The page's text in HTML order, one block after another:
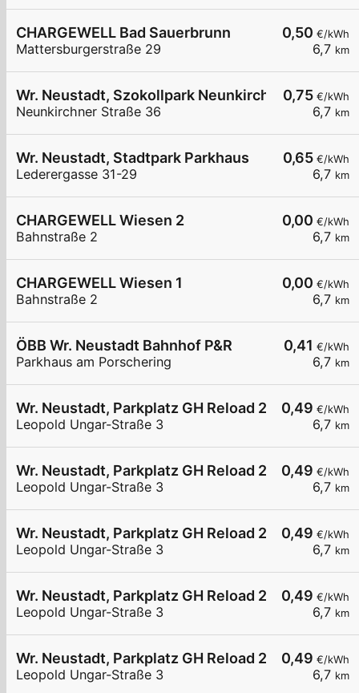
0,50 €/kWh
6,7 km
CHARGEWELL Bad Sauerbrunn
Mattersburgerstraße 29
0,75 €/kWh
6,7 km
Wr. Neustadt, Szokollpark Neunkirchnerstr.
Neunkirchner Straße 36
0,65 €/kWh
6,7 km
Wr. Neustadt, Stadtpark Parkhaus
Lederergasse 31-29
0,00 €/kWh
6,7 km
CHARGEWELL Wiesen 2
Bahnstraße 2
0,00 €/kWh
6,7 km
CHARGEWELL Wiesen 1
Bahnstraße 2
0,41 €/kWh
6,7 km
ÖBB Wr. Neustadt Bahnhof P&R
Parkhaus am Porschering
0,49 €/kWh
6,7 km
Wr. Neustadt, Parkplatz GH Reload 24
Leopold Ungar-Straße 3
0,49 €/kWh
6,7 km
Wr. Neustadt, Parkplatz GH Reload 24
Leopold Ungar-Straße 3
0,49 €/kWh
6,7 km
Wr. Neustadt, Parkplatz GH Reload 24
Leopold Ungar-Straße 3
0,49 €/kWh
6,7 km
Wr. Neustadt, Parkplatz GH Reload 24
Leopold Ungar-Straße 3
0,49 €/kWh
6,7 km
Wr. Neustadt, Parkplatz GH Reload 24
Leopold Ungar-Straße 3